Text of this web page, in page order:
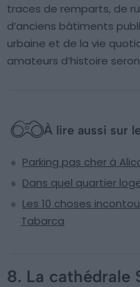
traces de remparts, de
d’anciens bâtiments
urbaine et de la vie
amateurs d’histoire
À lire aussi sur
Parking pas cher à
Dans quel quartier
Les 10 choses
Tabarca
8. La cathédrale